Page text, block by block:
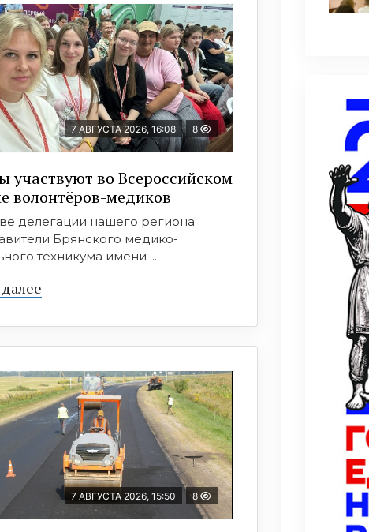
7 АВГУСТА 2026, 16:08 8
участвуют во Всероссийском
волонтёров-медиков
делегации нашего региона
Брянского медико-
техникума имени ...
7 АВГУСТА 2026, 15:50 8